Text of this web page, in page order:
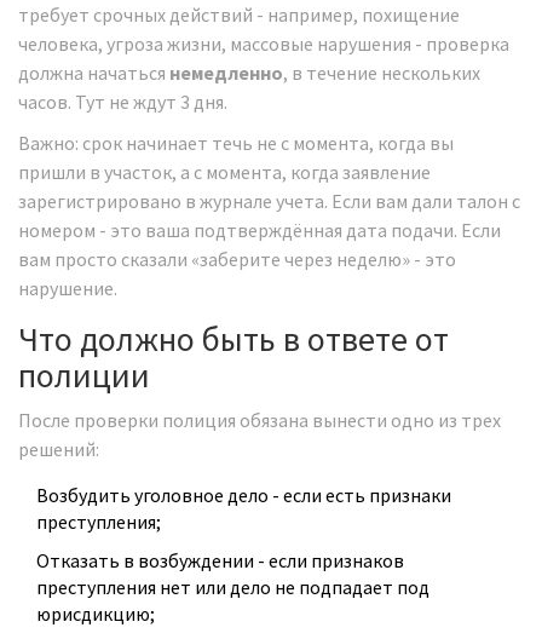
требует срочных действий - например, похищение
человека, угроза жизни, массовые нарушения - проверка
должна начаться немедленно, в течение нескольких
часов. Тут не ждут 3 дня.
Важно: срок начинает течь не с момента, когда вы
пришли в участок, а с момента, когда заявление
зарегистрировано в журнале учета. Если вам дали талон с
номером - это ваша подтверждённая дата подачи. Если
вам просто сказали «заберите через неделю» - это
нарушение.
Что должно быть в ответе от
полиции
После проверки полиция обязана вынести одно из трех
решений:
Возбудить уголовное дело - если есть признаки
преступления;
Отказать в возбуждении - если признаков
преступления нет или дело не подпадает под
юрисдикцию;